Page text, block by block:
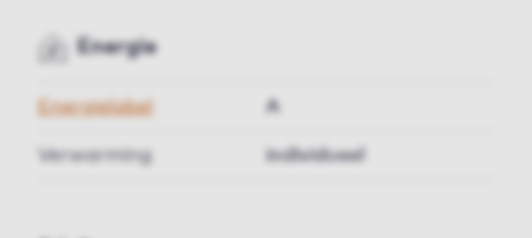
Energie
Energielabel A
Verwarming individueel